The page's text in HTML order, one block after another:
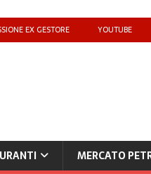
EX GESTORE YOUTUBE
MERCATO